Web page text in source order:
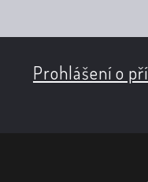
Prohlášení o